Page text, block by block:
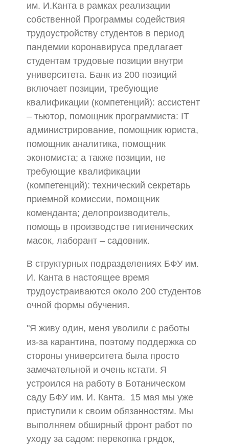
им. И.Канта в рамках реализации
собственной Программы содействия
трудоустройству студентов в период
пандемии коронавируса предлагает
студентам трудовые позиции внутри
университета. Банк из 200 позиций
включает позиции, требующие
квалификации (компетенций): ассистент
– тьютор, помощник программиста: IT
администрирование, помощник юриста,
помощник аналитика, помощник
экономиста; а также позиции, не
требующие квалификации
(компетенций): технический секретарь
приемной комиссии, помощник
коменданта; делопроизводитель,
помощь в производстве гигиенических
масок, лаборант – садовник.
В структурных подразделениях БФУ им.
И. Канта в настоящее время
трудоустраиваются около 200 студентов
очной формы обучения.
"Я живу один, меня уволили с работы
из-за карантина, поэтому поддержка со
стороны университета была просто
замечательной и очень кстати. Я
устроился на работу в Ботаническом
саду БФУ им. И. Канта. 15 мая мы уже
приступили к своим обязанностям. Мы
выполняем обширный фронт работ по
уходу за садом: перекопка грядок,